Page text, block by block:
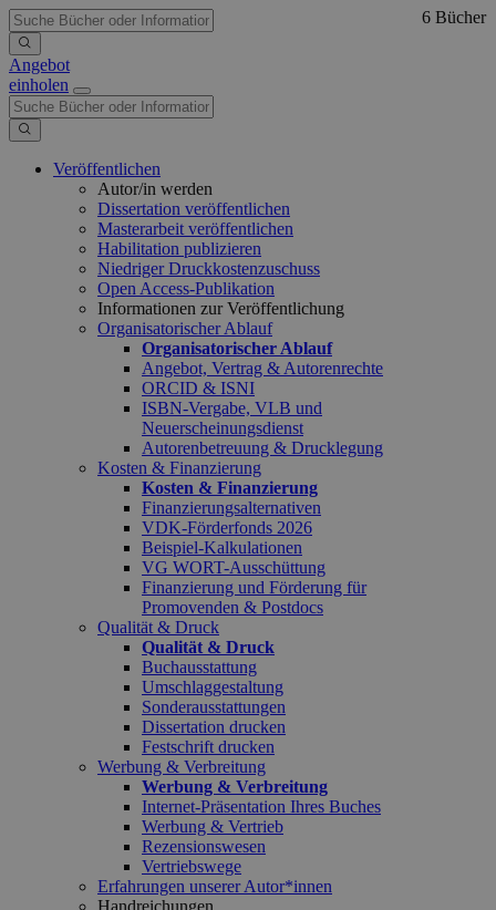
Angebot
einholen
Veröffentlichen
Autor/in werden
Dissertation veröffentlichen
Masterarbeit veröffentlichen
Habilitation publizieren
Niedriger Druckkostenzuschuss
Open Access-Publikation
Informationen zur Veröffentlichung
Organisatorischer Ablauf
Organisatorischer Ablauf
Angebot, Vertrag & Autorenrechte
ORCID & ISNI
ISBN-Vergabe, VLB und
Neuerscheinungsdienst
Autorenbetreuung & Drucklegung
Kosten & Finanzierung
Kosten & Finanzierung
Finanzierungsalternativen
VDK-Förderfonds 2026
Beispiel-Kalkulationen
VG WORT-Ausschüttung
Finanzierung und Förderung für
Promovenden & Postdocs
Qualität & Druck
Qualität & Druck
Buchausstattung
Umschlaggestaltung
Sonderausstattungen
Dissertation drucken
Festschrift drucken
Werbung & Verbreitung
Werbung & Verbreitung
Internet-Präsentation Ihres Buches
Werbung & Vertrieb
Rezensionswesen
Vertriebswege
Erfahrungen unserer Autor*innen
Handreichungen
6 Bücher